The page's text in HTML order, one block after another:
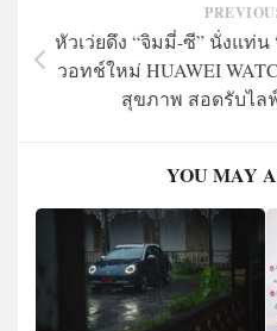
หัวเว่ยดึง “จิมมี่-ซี” นั่งแท่น
วอทช์ใหม่ HUAWEI
สุขภาพ สอดรับไล
YOU MAY